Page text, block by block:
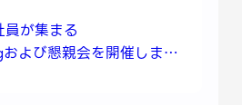
が集まる
よび懇親会を開催しまし